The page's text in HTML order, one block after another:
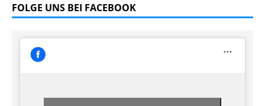
FOLGE UNS BEI FACEBOOK